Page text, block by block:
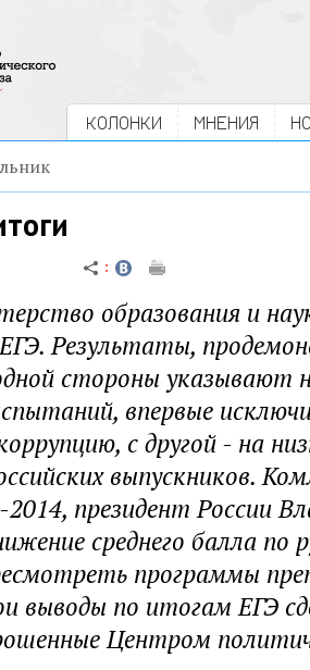
КОЛОНКИ МНЕНИЯ
образования и
Результаты,
стороны указывают
впервые
с другой - на
выпускников.
президент России
среднего балла по
программы
выводы по итогам ЕГЭ
Центром